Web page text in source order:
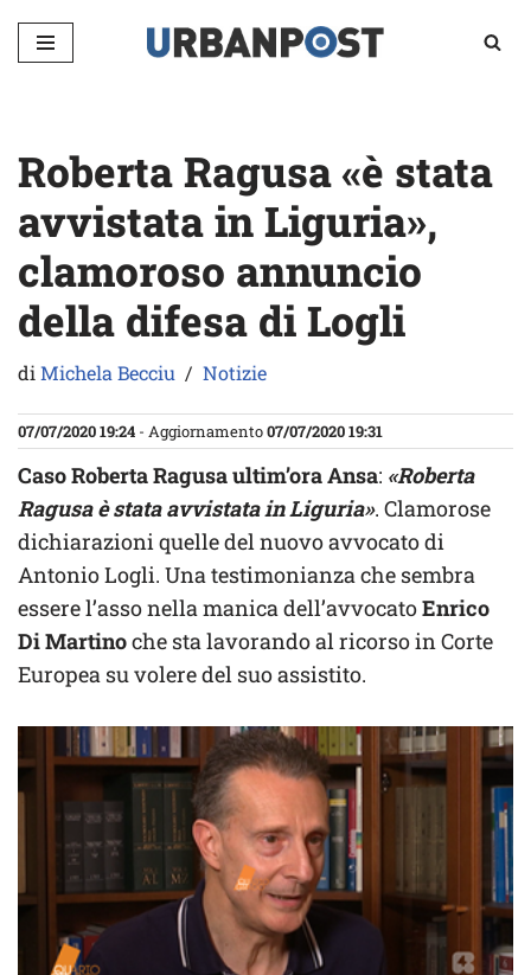
Vai
Roberta Ragusa «è stata
avvistata in Liguria»,
clamoroso annuncio
della difesa di Logli
diMichela Becciu Notizie
07/07/2020 19:24 - Aggiornamento07/07/2020 19:31
Caso Roberta Ragusa ultim’ora Ansa: «Roberta
Ragusa è stata avvistata in Liguria». Clamorose
dichiarazioni quelle del nuovo avvocato di
Antonio Logli. Una testimonianza che sembra
essere l’asso nella manica dell’avvocatoEnrico
Di Martinoche sta lavorando al ricorso in Corte
Europea su volere del suo assistito.